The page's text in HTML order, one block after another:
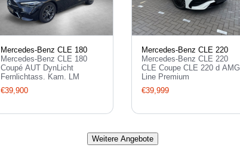
Mercedes-Benz CLE 180
Mercedes-Benz CLE 180
Coupé AUT DynLicht
Fernlichtass. Kam. LM
€39,900
Mercedes-Benz CLE 220
Mercedes-Benz CLE 220
CLE Coupe CLE 220 d AMG
Line Premium
€39,999
Weitere Angebote